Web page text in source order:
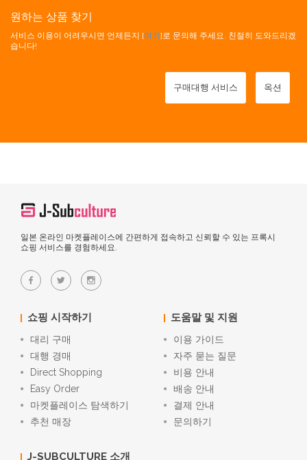
원하는 상품 찾기
서비스 이용이 어려우시면 언제든지 [여기 ]로 문의해 주세요. 친절히 도와드리겠
습니다!
구매대행 서비스 옥션
일본 온라인 마켓플레이스에 간편하게 접속하고 신뢰할 수 있는 프록시
쇼핑 서비스를 경험하세요.
쇼핑 시작하기
대리 구매
대행 경매
Direct Shopping
Easy Order
마켓플레이스 탐색하기
추천 매장
도움말 및 지원
이용 가이드
자주 묻는 질문
비용 안내
배송 안내
결제 안내
문의하기
J-SUBCULTURE 소개